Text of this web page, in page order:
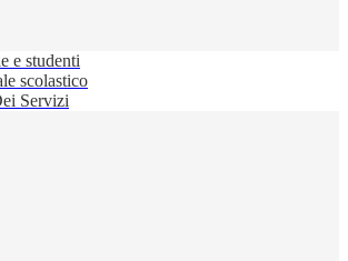
e studenti
scolastico
Servizi